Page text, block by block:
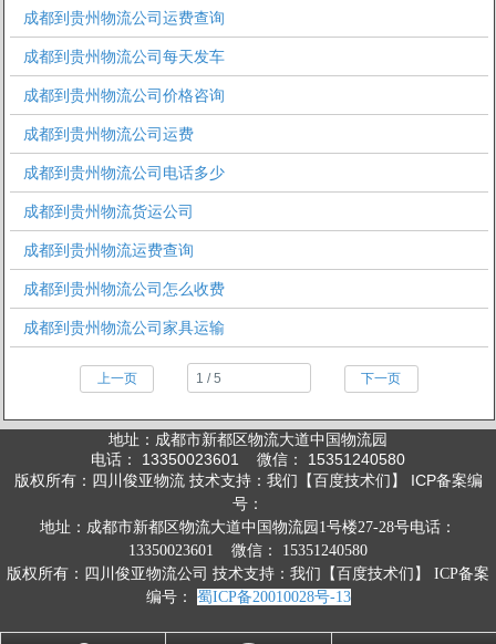
成都到贵州物流公司运费查询
成都到贵州物流公司每天发车
成都到贵州物流公司价格咨询
成都到贵州物流公司运费
成都到贵州物流公司电话多少
成都到贵州物流货运公司
成都到贵州物流运费查询
成都到贵州物流公司怎么收费
成都到贵州物流公司家具运输
上一页 下一页
地址：成都市新都区物流大道中国物流园
电话： 13350023601 微信： 15351240580
版权所有：四川俊亚物流 技术支持：我们【百度技术们】 ICP备案编
号：
地址：成都市新都区物流大道中国物流园1号楼27-28号电话：
13350023601 微信： 15351240580
版权所有：四川俊亚物流公司 技术支持：我们【百度技术们】 ICP备案
编号： 蜀ICP备20010028号-13